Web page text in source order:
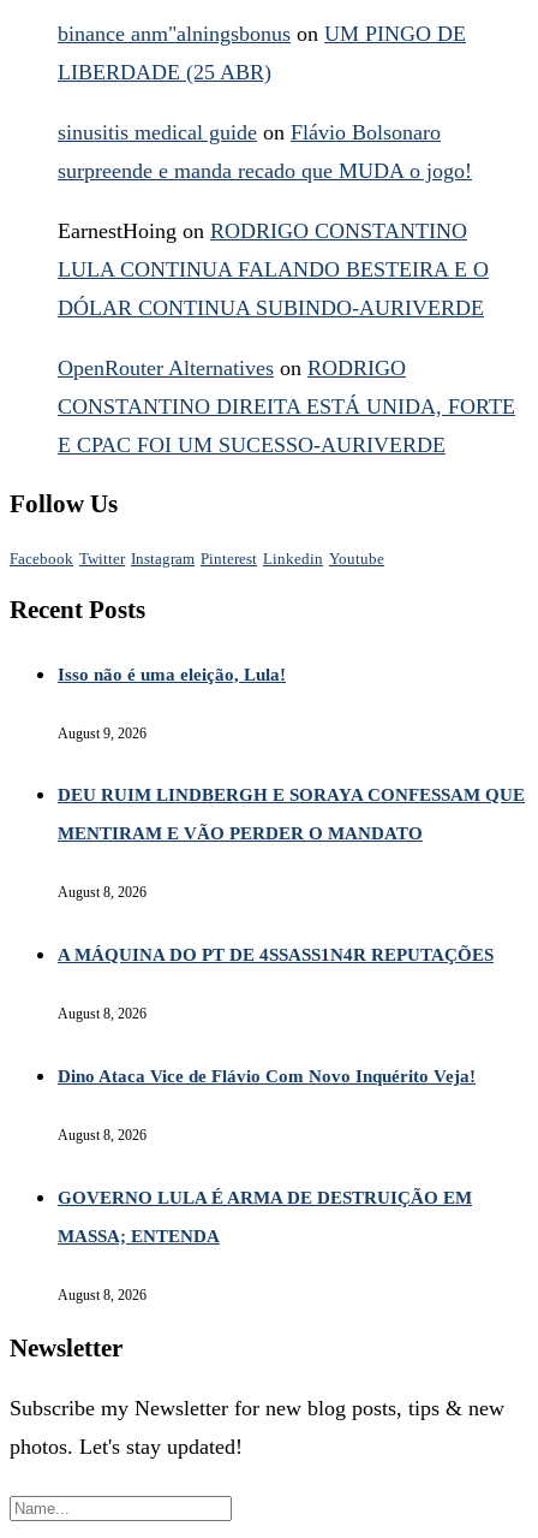
binance anm"alningsbonus on UM PINGO DE
LIBERDADE (25 ABR)
sinusitis medical guide on Flávio Bolsonaro
surpreende e manda recado que MUDA o jogo!
EarnestHoing on RODRIGO CONSTANTINO
LULA CONTINUA FALANDO BESTEIRA E O
DÓLAR CONTINUA SUBINDO-AURIVERDE
OpenRouter Alternatives on RODRIGO
CONSTANTINO DIREITA ESTÁ UNIDA, FORTE
E CPAC FOI UM SUCESSO-AURIVERDE
Follow Us
Facebook Twitter Instagram Pinterest Linkedin Youtube
Recent Posts
Isso não é uma eleição, Lula!
August 9, 2026
DEU RUIM LINDBERGH E SORAYA CONFESSAM QUE
MENTIRAM E VÃO PERDER O MANDATO
August 8, 2026
A MÁQUINA DO PT DE 4SSASS1N4R REPUTAÇÕES
August 8, 2026
Dino Ataca Vice de Flávio Com Novo Inquérito Veja!
August 8, 2026
GOVERNO LULA É ARMA DE DESTRUIÇÃO EM
MASSA; ENTENDA
August 8, 2026
Newsletter
Subscribe my Newsletter for new blog posts, tips & new
photos. Let's stay updated!